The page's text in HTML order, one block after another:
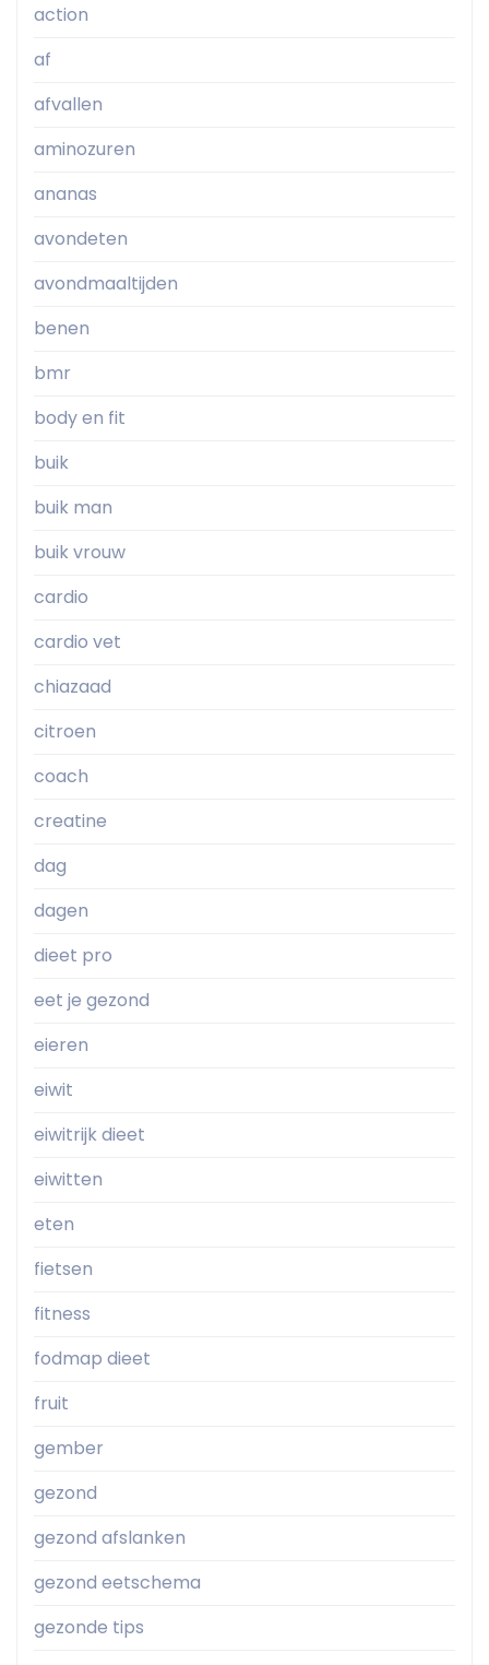
action
af
afvallen
aminozuren
ananas
avondeten
avondmaaltijden
benen
bmr
body en fit
buik
buik man
buik vrouw
cardio
cardio vet
chiazaad
citroen
coach
creatine
dag
dagen
dieet pro
eet je gezond
eieren
eiwit
eiwitrijk dieet
eiwitten
eten
fietsen
fitness
fodmap dieet
fruit
gember
gezond
gezond afslanken
gezond eetschema
gezonde tips